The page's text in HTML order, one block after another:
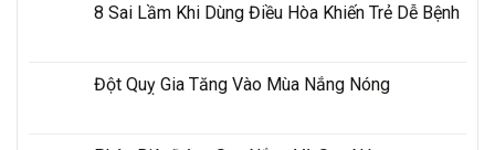
8 Sai Lầm Khi Dùng Điều Hòa Khiến Trẻ Dễ Bệnh
Đột Quỵ Gia Tăng Vào Mùa Nắng Nóng